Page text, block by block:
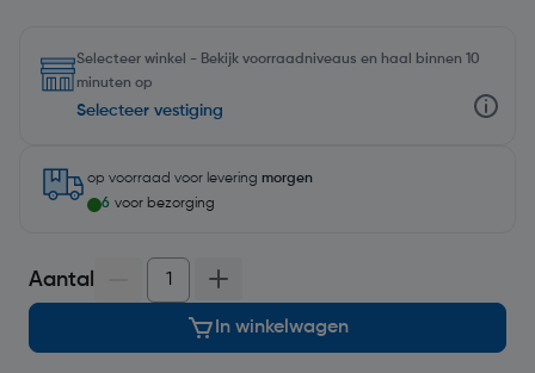
Selecteer winkel - Bekijk voorraadniveaus en haal binnen 10
minuten op
Selecteer vestiging
op voorraad voor levering morgen
6 voor bezorging
Aantal
In winkelwagen